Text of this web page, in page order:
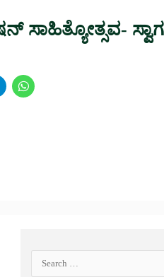
ಸಾಹಿತ್ಯೋತ್ಸವ-